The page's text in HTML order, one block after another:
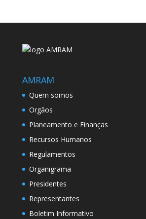
AMRAM
Quem somos
Orgãos
Planeamento e Finanças
Recursos Humanos
Regulamentos
Organigrama
Presidentes
Representantes
Boletim Informativo